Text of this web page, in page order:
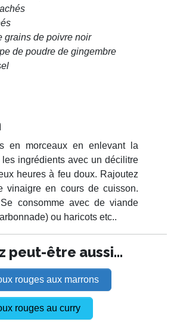
grains de poivre noir
de poudre de gingembre
en morceaux en enlevant la
ingrédients avec un décilitre
heures à feu doux. Rajoutez
vinaigre en cours de cuisson.
consomme avec de viande
ou haricots etc..
peut-être aussi...
rouges aux marrons
rouges au curry